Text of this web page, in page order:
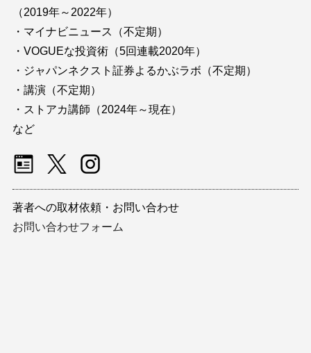
（2019年～2022年）
・マイナビニュース（不定期）
・VOGUEな投資術（5回連載2020年）
・ジャパンネクスト証券よるかぶラボ（不定期）
・講演（不定期）
・ストアカ講師（2024年～現在）
など
著者への取材依頼・お問い合わせ
お問い合わせフォーム